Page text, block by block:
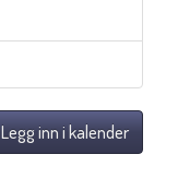
Legg inn i kalender